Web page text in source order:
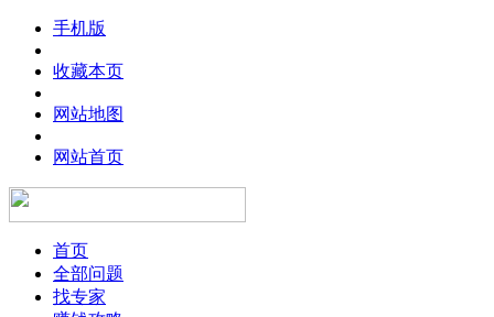
手机版
收藏本页
网站地图
网站首页
首页
全部问题
找专家